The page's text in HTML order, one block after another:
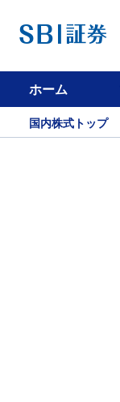
ホーム
国内株式トップ